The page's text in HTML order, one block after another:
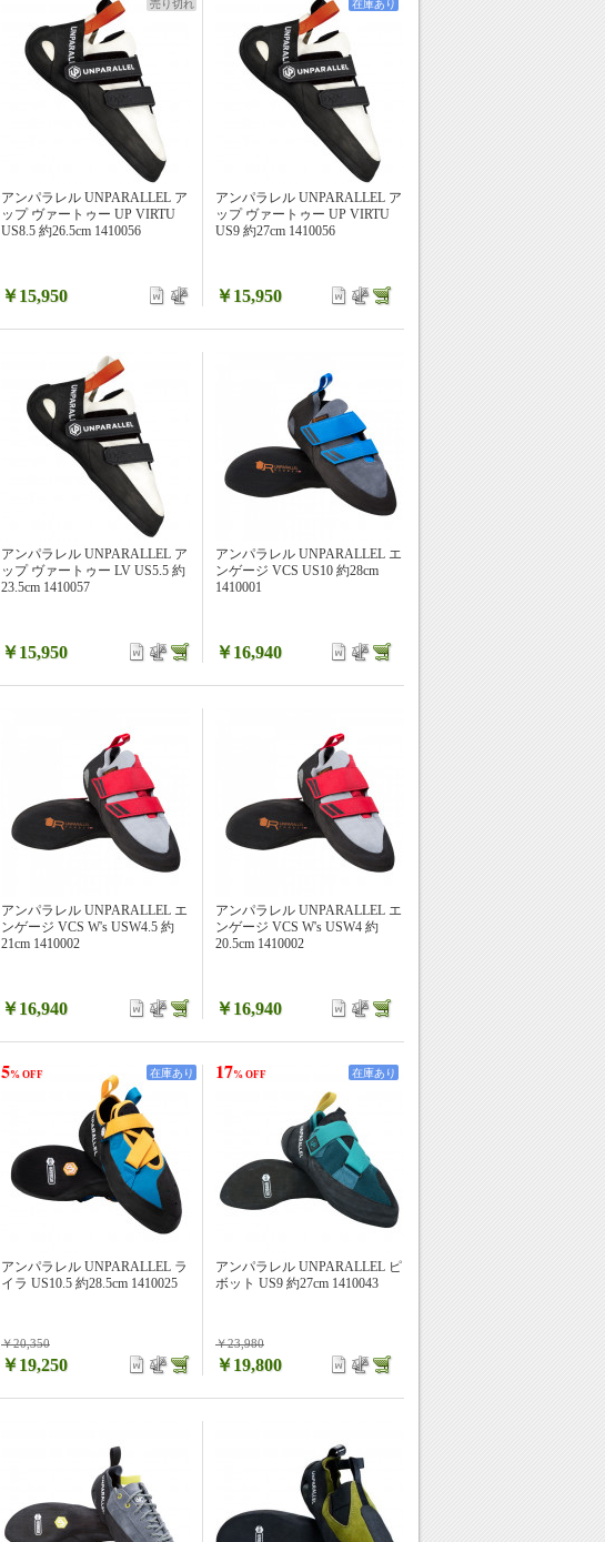
アンパラレル UNPARALLEL ア
ップ ヴァートゥー UP VIRTU
US8.5 約26.5cm 1410056
￥15,950
売り切れ
アンパラレル UNPARALLEL ア
ップ ヴァートゥー UP VIRTU
US9 約27cm 1410056
￥15,950
在庫あり
アンパラレル UNPARALLEL ア
ップ ヴァートゥー LV US5.5 約
23.5cm 1410057
￥15,950
アンパラレル UNPARALLEL エ
ンゲージ VCS US10 約28cm
1410001
￥16,940
アンパラレル UNPARALLEL エ
ンゲージ VCS W's USW4.5 約
21cm 1410002
￥16,940
アンパラレル UNPARALLEL エ
ンゲージ VCS W's USW4 約
20.5cm 1410002
￥16,940
アンパラレル UNPARALLEL ラ
イラ US10.5 約28.5cm 1410025
￥20,350
5% OFF
￥19,250
在庫あり
アンパラレル UNPARALLEL ピ
ボット US9 約27cm 1410043
￥23,980
17% OFF
￥19,800
在庫あり